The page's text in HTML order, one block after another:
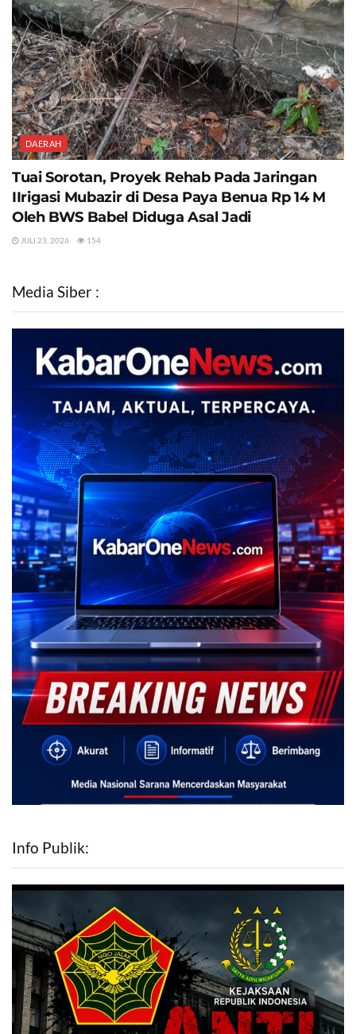
DAERAH
Tuai Sorotan, Proyek Rehab Pada Jaringan
IIrigasi Mubazir di Desa Paya Benua Rp 14 M
Oleh BWS Babel Diduga Asal Jadi
JULI 23, 2026 154
Media Siber :
Info Publik: